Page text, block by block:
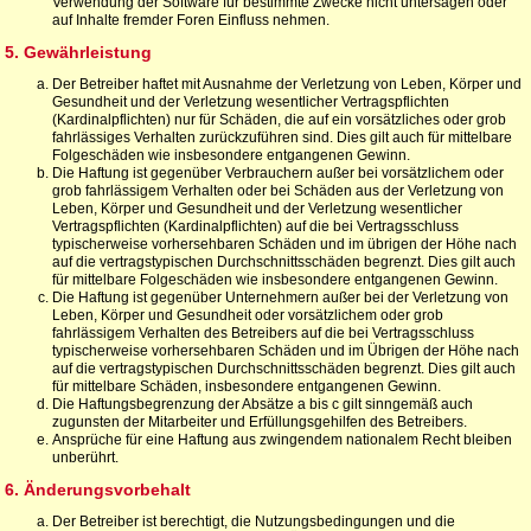
auf Inhalte fremder Foren Einfluss nehmen.
5. Gewährleistung
Der Betreiber haftet mit Ausnahme der Verletzung von Leben, Körper und
Gesundheit und der Verletzung wesentlicher Vertragspflichten
(Kardinalpflichten) nur für Schäden, die auf ein vorsätzliches oder grob
fahrlässiges Verhalten zurückzuführen sind. Dies gilt auch für mittelbare
Folgeschäden wie insbesondere entgangenen Gewinn.
Die Haftung ist gegenüber Verbrauchern außer bei vorsätzlichem oder
grob fahrlässigem Verhalten oder bei Schäden aus der Verletzung von
Leben, Körper und Gesundheit und der Verletzung wesentlicher
Vertragspflichten (Kardinalpflichten) auf die bei Vertragsschluss
typischerweise vorhersehbaren Schäden und im übrigen der Höhe nach
auf die vertragstypischen Durchschnittsschäden begrenzt. Dies gilt auch
für mittelbare Folgeschäden wie insbesondere entgangenen Gewinn.
Die Haftung ist gegenüber Unternehmern außer bei der Verletzung von
Leben, Körper und Gesundheit oder vorsätzlichem oder grob
fahrlässigem Verhalten des Betreibers auf die bei Vertragsschluss
typischerweise vorhersehbaren Schäden und im Übrigen der Höhe nach
auf die vertragstypischen Durchschnittsschäden begrenzt. Dies gilt auch
für mittelbare Schäden, insbesondere entgangenen Gewinn.
Die Haftungsbegrenzung der Absätze a bis c gilt sinngemäß auch
zugunsten der Mitarbeiter und Erfüllungsgehilfen des Betreibers.
Ansprüche für eine Haftung aus zwingendem nationalem Recht bleiben
unberührt.
6. Änderungsvorbehalt
Der Betreiber ist berechtigt, die Nutzungsbedingungen und die